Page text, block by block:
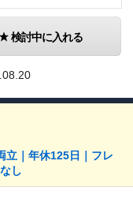
検討中に入れる
立｜年休125日｜フレ
し